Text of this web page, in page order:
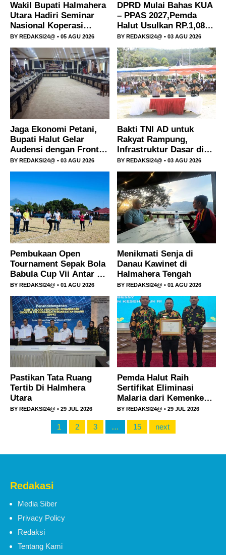
Wakil Bupati Halmahera
Utara Hadiri Seminar
Nasional Koperasi
Merah Putih di Ternate
BY REDAKSI24@ • 05 AGU 2026
DPRD Mulai Bahas KUA
– PPAS 2027,Pemda
Halut Usulkan RP.1,08
Triliun.
BY REDAKSI24@ • 03 AGU 2026
Jaga Ekonomi Petani,
Bupati Halut Gelar
Audensi dengan Front
Petani Kelapa dan
PT.NICO.
BY REDAKSI24@ • 03 AGU 2026
Bakti TNI AD untuk
Rakyat Rampung,
Infrastruktur Dasar di
Halmahera Tengah Kini
Dinikmati Warga
BY REDAKSI24@ • 03 AGU 2026
Pembukaan Open
Tournament Sepak Bola
Babula Cup Vii Antar RT
Se-Kelurahan Jambula
BY REDAKSI24@ • 01 AGU 2026
Menikmati Senja di
Danau Kawinet di
Halmahera Tengah
BY REDAKSI24@ • 01 AGU 2026
Pastikan Tata Ruang
Tertib Di Halmhera
Utara
BY REDAKSI24@ • 29 JUL 2026
Pemda Halut Raih
Sertifikat Eliminasi
Malaria dari Kemenkes
RI,Bupati Piet Hein
Babua Terima
Penghargaan.
BY REDAKSI24@ • 29 JUL 2026
1 2 3 … 15 next
Redakasi
Media Siber
Privacy Policy
Redaksi
Tentang Kami